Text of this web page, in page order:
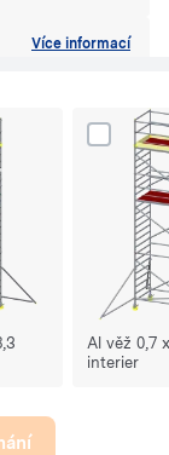
Více informací
0,7 x2,5 x8,3
Dodaj
Al věž 0,7
interier